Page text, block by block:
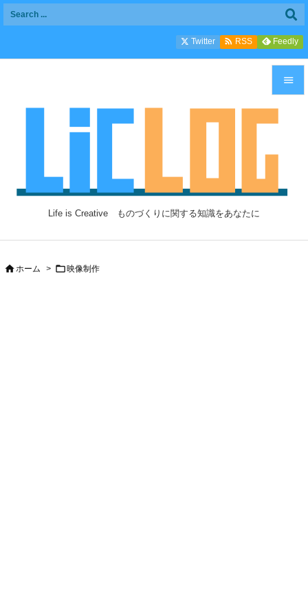
Life is Creative ものづくりに関する知識をあなたに

前へ

Twitter  RSS Feedly
ホーム > 映像制作